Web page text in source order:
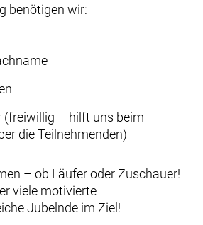
benötigen wir:
(freiwillig – hilft uns beim
die Teilnehmenden)
– ob Läufer oder Zuschauer!
viele motivierte
Jubelnde im Ziel!